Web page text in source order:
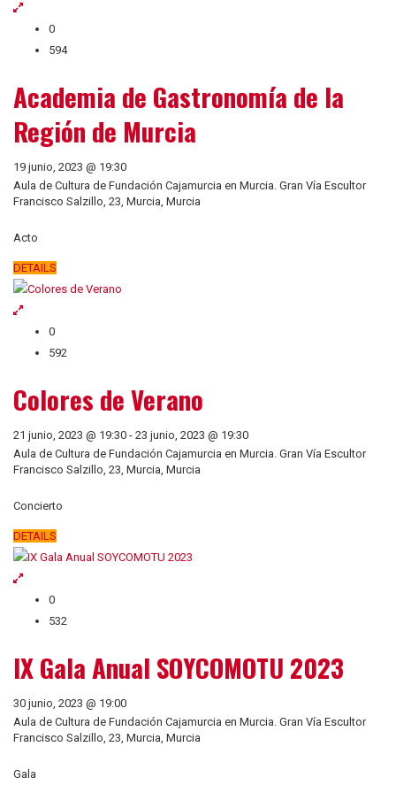
0
594
Academia de Gastronomía de la
Región de Murcia
19 junio, 2023 @ 19:30
Aula de Cultura de Fundación Cajamurcia en Murcia. Gran Vía Escultor
Francisco Salzillo, 23, Murcia, Murcia
Acto
DETAILS
0
592
Colores de Verano
21 junio, 2023 @ 19:30 - 23 junio, 2023 @ 19:30
Aula de Cultura de Fundación Cajamurcia en Murcia. Gran Vía Escultor
Francisco Salzillo, 23, Murcia, Murcia
Concierto
DETAILS
0
532
IX Gala Anual SOYCOMOTU 2023
30 junio, 2023 @ 19:00
Aula de Cultura de Fundación Cajamurcia en Murcia. Gran Vía Escultor
Francisco Salzillo, 23, Murcia, Murcia
Gala